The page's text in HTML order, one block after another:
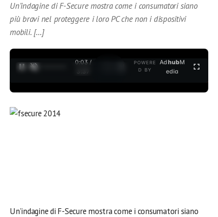
Un’indagine di F-Secure mostra come i consumatori siano
più bravi nel proteggere i loro PC che non i dispositivi
mobili. […]
0:04 /
3:37
POWERE
D BY
AdhubM
edia
Un’indagine di F-Secure mostra come i consumatori siano